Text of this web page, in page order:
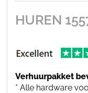
HUREN
Verhuurpakket
* Alle hardware